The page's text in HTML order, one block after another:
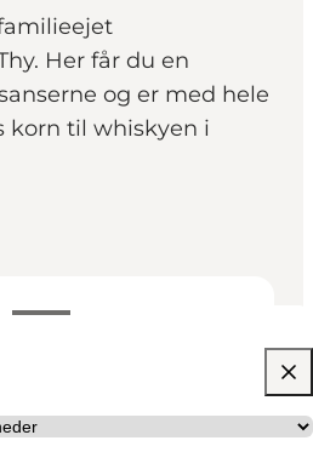
Her får du en
og er med hele
korn til whiskyen i